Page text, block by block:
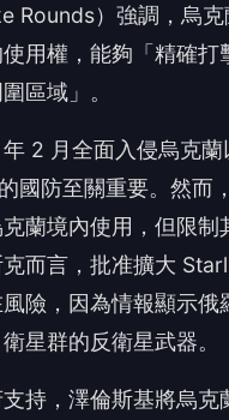
Rounds）強調，烏
用權，能夠「精確打
區域」。
2 月全面入侵烏克蘭
國防至關重要。然而
蘭境內使用，但限制
而言，批准擴大
險，因為情報顯示俄
星群的反衛星武器。
持，澤倫斯基將烏克